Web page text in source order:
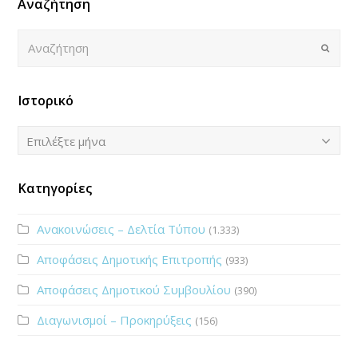
Αναζήτηση
Submit
Ιστορικό
Ιστορικό
Επιλέξτε μήνα
Κατηγορίες
Ανακοινώσεις – Δελτία Τύπου (1.333)
Αποφάσεις Δημοτικής Επιτροπής (933)
Αποφάσεις Δημοτικού Συμβουλίου (390)
Διαγωνισμοί – Προκηρύξεις (156)